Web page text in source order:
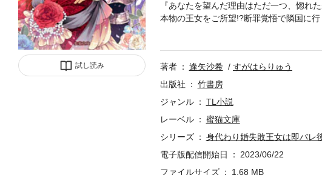
試し読み
『あなたを望んだ理由はただ一つ、惚れ
本物の王女をご所望!?断罪覚悟で隣国に
として異母妹を嫁がせた王女アステア。
少し意地悪な王に困惑しつつも溺愛生活
著者 逢矢沙希
すがはらりゅう
出版社
竹書房
ジャンル
TL小説
レーベル
蜜猫文庫
シリーズ
身代わり婚失敗王女は即バレ
電子版配信開始日
2023/06/22
ファイルサイズ
1.68 MB